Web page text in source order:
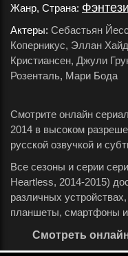
Жанр, Страна: Фэнтези
Актеры: Себастьян
Коперникус, Эллан
Кристиансен, Джули
Розенталь, Мари Бода
Смотрите онлайн
2014 в высоком
русской озвучкой и
Все сезоны и серии
Heartless, 2014-2015)
различных
планшеты, смартфоны
Смотреть